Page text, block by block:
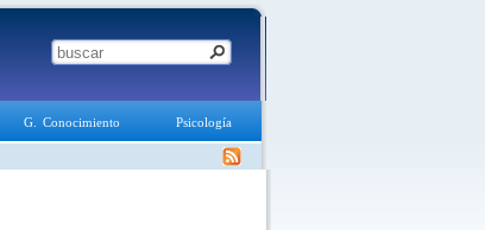
G. Conocimiento Psicología